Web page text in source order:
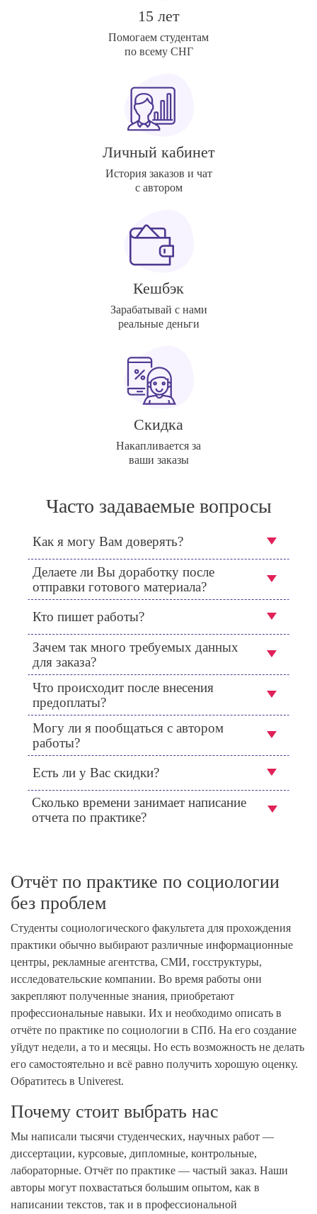
15 лет
Помогаем студентам
по всему СНГ
Личный кабинет
История заказов и чат
с автором
Кешбэк
Зарабатывай с нами
реальные деньги
Скидка
Накапливается за
ваши заказы
Часто задаваемые вопросы
Как я могу Вам доверять?
Делаете ли Вы доработку после
отправки готового материала?
Кто пишет работы?
Зачем так много требуемых данных
для заказа?
Что происходит после внесения
предоплаты?
Могу ли я пообщаться с автором
работы?
Есть ли у Вас скидки?
Сколько времени занимает написание
отчета по практике?
Отчёт по практике по социологии
без проблем
Студенты социологического факультета для прохождения
практики обычно выбирают различные информационные
центры, рекламные агентства, СМИ, госструктуры,
исследовательские компании. Во время работы они
закрепляют полученные знания, приобретают
профессиональные навыки. Их и необходимо описать в
отчёте по практике по социологии в СПб. На его создание
уйдут недели, а то и месяцы. Но есть возможность не делать
его самостоятельно и всё равно получить хорошую оценку.
Обратитесь в Univerest.
Почему стоит выбрать нас
Мы написали тысячи студенческих, научных работ —
диссертации, курсовые, дипломные, контрольные,
лабораторные. Отчёт по практике — частый заказ. Наши
авторы могут похвастаться большим опытом, как в
написании текстов, так и в профессиональной